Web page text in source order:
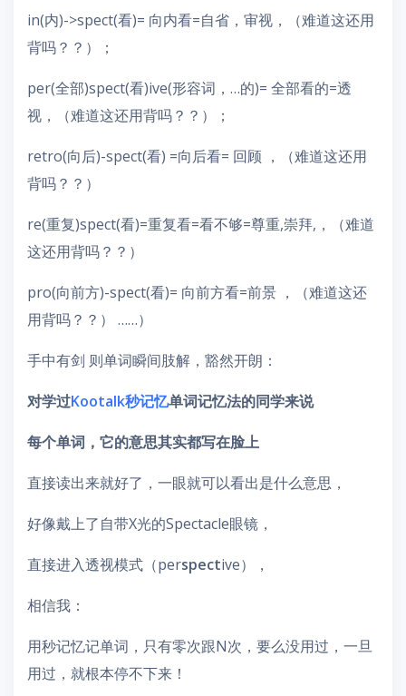
in(内)->spect(看)= 向内看=自省，审视，（难道这还用
背吗？？）；
per(全部)spect(看)ive(形容词，…的)= 全部看的=透
视，（难道这还用背吗？？）；
retro(向后)-spect(看) =向后看= 回顾 ，（难道这还用
背吗？？）
re(重复)spect(看)=重复看=看不够=尊重,崇拜,，（难道
这还用背吗？？）
pro(向前方)-spect(看)= 向前方看=前景 ，（难道这还
用背吗？？） ……）
手中有剑 则单词瞬间肢解，豁然开朗：
对学过Kootalk秒记忆单词记忆法的同学来说
每个单词，它的意思其实都写在脸上
直接读出来就好了，一眼就可以看出是什么意思，
好像戴上了自带X光的Spectacle眼镜，
直接进入透视模式（perspective），
相信我：
用秒记忆记单词，只有零次跟N次，要么没用过，一旦
用过，就根本停不下来！